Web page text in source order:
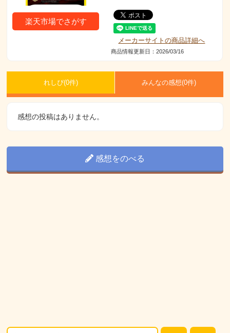
楽天市場でさがす
メーカーサイトの商品詳細へ
商品情報更新日：2026/03/16
れしぴ(0件) みんなの感想(0件)
感想の投稿はありません。
感想をのべる